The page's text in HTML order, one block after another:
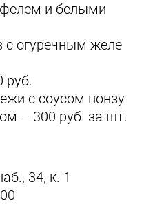
и белыми
с огуречным желе
руб.
с соусом понзу
– 300 руб. за шт.
34, к. 1